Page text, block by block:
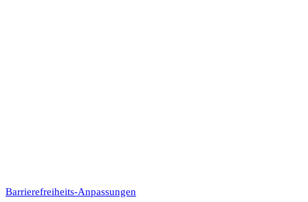
Barrierefreiheits-Anpassungen